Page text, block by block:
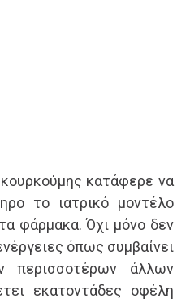
κατάφερε να
το ιατρικό μοντέλο
φάρμακα. Όχι μόνο δεν
όπως συμβαίνει
περισσοτέρων άλλων
εκατοντάδες οφέλη